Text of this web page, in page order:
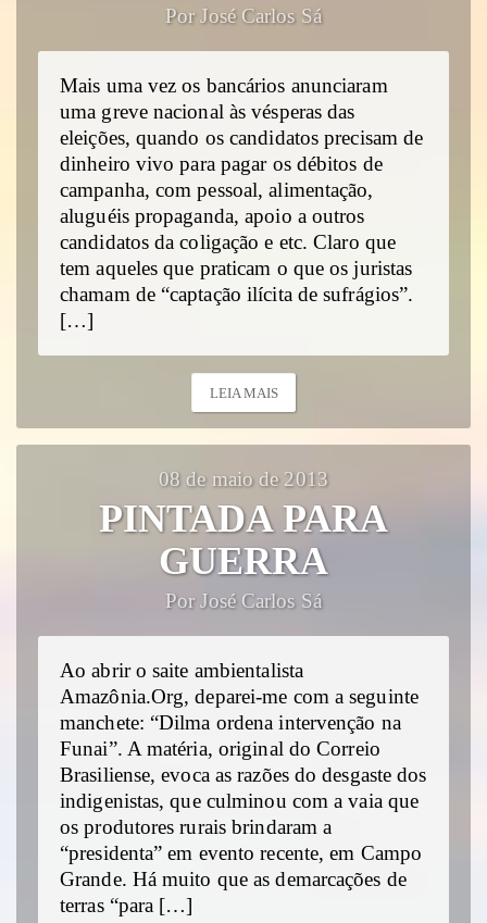
Por José Carlos Sá
Mais uma vez os bancários anunciaram
uma greve nacional às vésperas das
eleições, quando os candidatos precisam de
dinheiro vivo para pagar os débitos de
campanha, com pessoal, alimentação,
aluguéis propaganda, apoio a outros
candidatos da coligação e etc. Claro que
tem aqueles que praticam o que os juristas
chamam de “captação ilícita de sufrágios”.
[…]
LEIA MAIS
08 de maio de 2013
PINTADA PARA
GUERRA
Por José Carlos Sá
Ao abrir o saite ambientalista
Amazônia.Org, deparei-me com a seguinte
manchete: “Dilma ordena intervenção na
Funai”. A matéria, original do Correio
Brasiliense, evoca as razões do desgaste dos
indigenistas, que culminou com a vaia que
os produtores rurais brindaram a
“presidenta” em evento recente, em Campo
Grande. Há muito que as demarcações de
terras “para […]